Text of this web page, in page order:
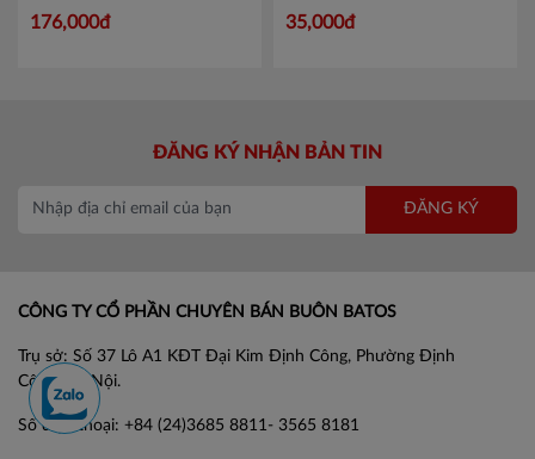
KJ5085
176,000đ
PROTECT - Bảo Vệ
35,000đ
ĐĂNG KÝ NHẬN BẢN TIN
ĐĂNG KÝ
CÔNG TY CỔ PHẦN CHUYÊN BÁN BUÔN BATOS
Trụ sở: Số 37 Lô A1 KĐT Đại Kim Định Công, Phường Định
Công, Hà Nội.
Số điện thoại: +84 (24)3685 8811- 3565 8181